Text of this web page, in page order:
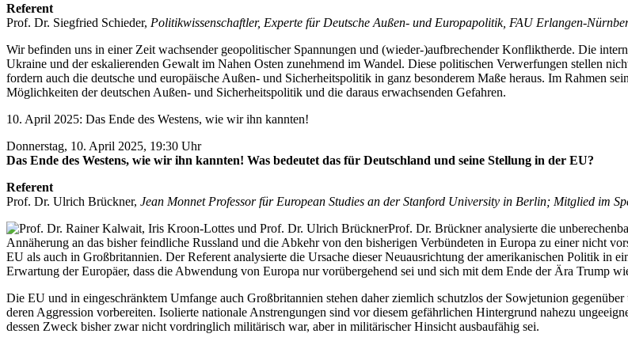
Referent
Prof. Dr. Siegfried Schieder, Politikwissenschaftler, Experte für Deutsche Außen- und Europapolitik, FAU Erlangen-
Wir befinden uns in einer Zeit wachsender geopolitischer Spannungen und (wieder-)aufbrechender Konfliktherde. Die
Ukraine und der eskalierenden Gewalt im Nahen Osten zunehmend im Wandel. Diese politischen Verwerfungen stellen
fordern auch die deutsche und europäische Außen- und Sicherheitspolitik in ganz besonderem Maße heraus. Im Rahmen
Möglichkeiten der deutschen Außen- und Sicherheitspolitik und die daraus erwachsenden Gefahren.
10. April 2025: Das Ende des Westens, wie wir ihn kannten!
Donnerstag, 10. April 2025, 19:30 Uhr
Das Ende des Westens, wie wir ihn kannten! Was bedeutet das für Deutschland und seine Stellung in der EU?
Referent
Prof. Dr. Ulrich Brückner, Jean Monnet Professor für European Studies an der Stanford University in Berlin; Mitglied im
Prof. Dr. Brückner analysierte die
Annäherung an das bisher feindliche Russland und die Abkehr von den bisherigen Verbündeten in Europa zu einer nicht
EU als auch in Großbritannien. Der Referent analysierte die Ursache dieser Neuausrichtung der amerikanischen Politik in
Erwartung der Europäer, dass die Abwendung von Europa nur vorübergehend sei und sich mit dem Ende der Ära Trump
Die EU und in eingeschränktem Umfange auch Großbritannien stehen daher ziemlich schutzlos der Sowjetunion
deren Aggression vorbereiten. Isolierte nationale Anstrengungen sind vor diesem gefährlichen Hintergrund nahezu
dessen Zweck bisher zwar nicht vordringlich militärisch war, aber in militärischer Hinsicht ausbaufähig sei.